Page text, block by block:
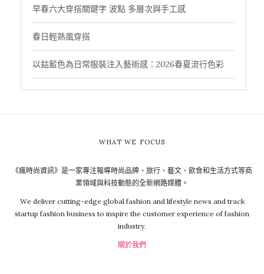
早春六大穿搭關鍵字 波點 多層次與手工感
春日輕熟風穿搭
以鈷藍色為日常服裝注入藝術感：2026春夏流行色彩
WHAT WE FOCUS
《瘋時尚資訊》是一家專注報導時尚品牌、旅行、藝文、飲食和生活方式等商
業領域與科技動態的全新網路媒體。
We deliver cutting-edge global fashion and lifestyle news and track
startup fashion business to inspire the customer experience of fashion
industry.
關於我們